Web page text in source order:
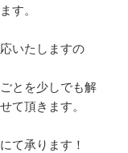
す。
いたしますの
とを少しでも解
て頂きます。
て承ります！